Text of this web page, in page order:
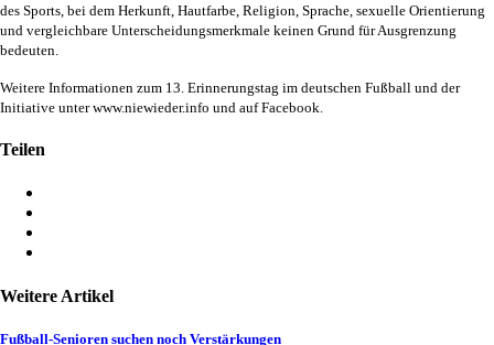
des Sports, bei dem Herkunft, Hautfarbe, Religion, Sprache, sexuelle Orientierung
und vergleichbare Unterscheidungsmerkmale keinen Grund für Ausgrenzung
bedeuten.
Weitere Informationen zum 13. Erinnerungstag im deutschen Fußball und der
Initiative unter www.niewieder.info und auf Facebook.
Teilen
Weitere Artikel
Fußball-Senioren suchen noch Verstärkungen